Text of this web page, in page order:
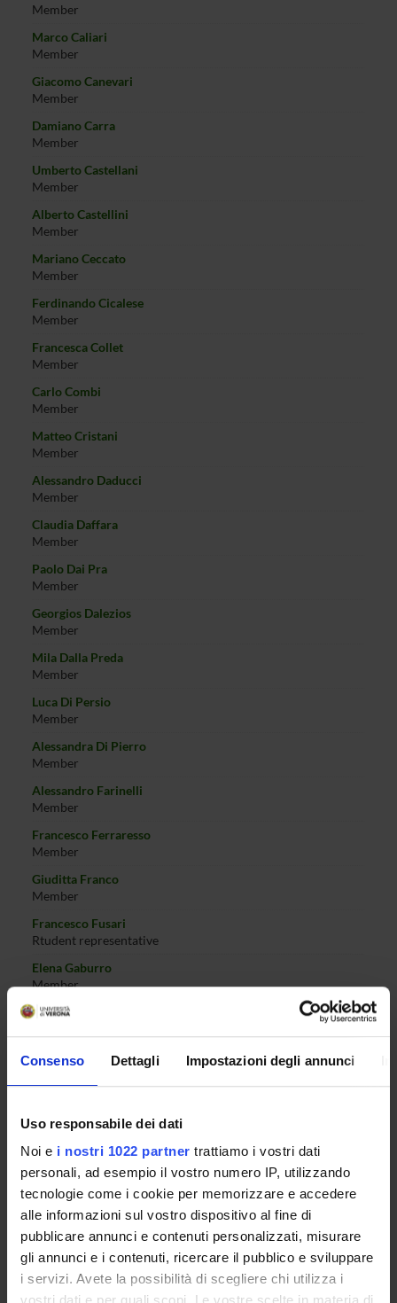
Consenso Dettagli Impostazioni degli annunci
Uso responsabile dei dati
Noi e i nostri 1022 partner trattiamo i vostri dati
personali, ad esempio il vostro numero IP, utilizzando
tecnologie come i cookie per memorizzare e accedere
alle informazioni sul vostro dispositivo al fine di
pubblicare annunci e contenuti personalizzati, misurare
gli annunci e i contenuti, ricercare il pubblico e sviluppare
i servizi. Avete la possibilità di scegliere chi utilizza i
Member
Marco Caliari
Member
Giacomo Canevari
Member
Damiano Carra
Member
Umberto Castellani
Member
Alberto Castellini
Member
Mariano Ceccato
Member
Ferdinando Cicalese
Member
Francesca Collet
Member
Carlo Combi
Member
Matteo Cristani
Member
Alessandro Daducci
Member
Claudia Daffara
Member
Paolo Dai Pra
Member
Georgios Dalezios
Member
Mila Dalla Preda
Member
Luca Di Persio
Member
Alessandra Di Pierro
Member
Alessandro Farinelli
Member
Francesco Ferraresso
Member
Giuditta Franco
Member
Francesco Fusari
Rtudent representative
Elena Gaburro
Member
Sara Galati
Luca Geretti
Member
Rosalba Giugno
Member
Enrico Gregorio
Member
Rosanna Davison Laking
Member
Zsuzsanna Liptak